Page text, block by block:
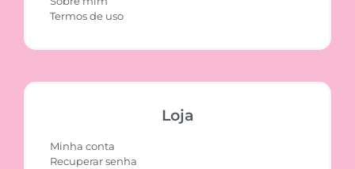
Termos de uso
Loja
Minha conta
Recuperar senha